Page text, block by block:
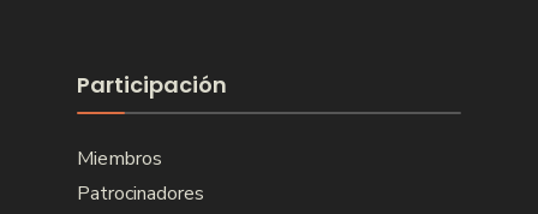
Participación
Miembros
Patrocinadores